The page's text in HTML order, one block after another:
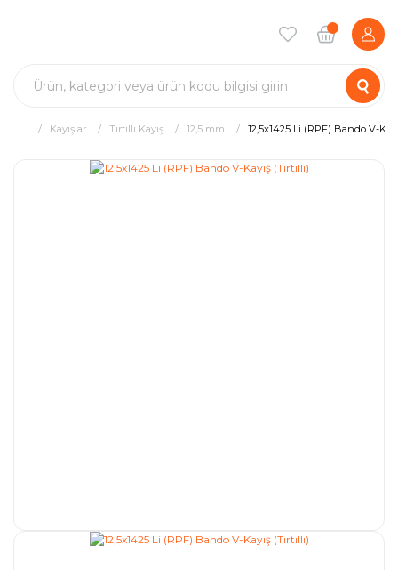
Kayışlar Tırtıllı Kayış 12,5 mm 12,5x1425 Li (RPF) Bando V-